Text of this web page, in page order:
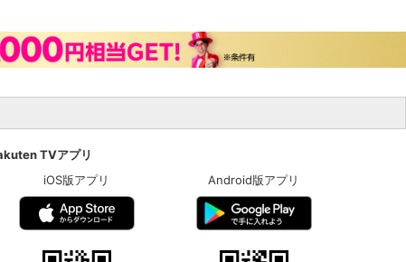
TVアプリ
iOS版アプリ
Android版アプリ